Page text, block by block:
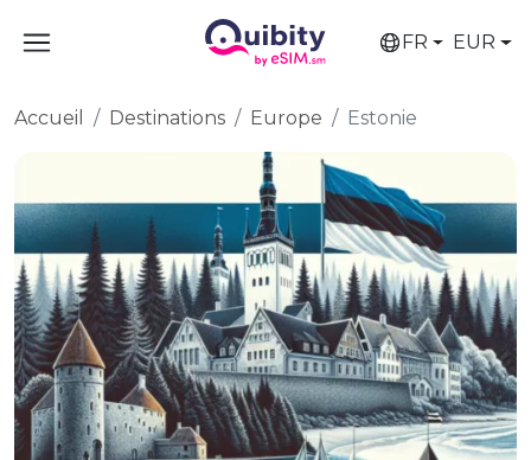
FR EUR
Accueil Destinations Europe Estonie